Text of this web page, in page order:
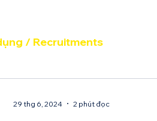
/ Recruitments
29 thg 6, 2024 2 phút đọc